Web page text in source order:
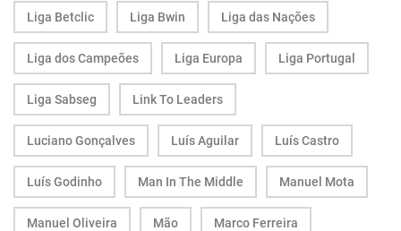
Liga Betclic Liga Bwin Liga das Nações
Liga dos Campeões Liga Europa Liga Portugal
Liga Sabseg Link To Leaders
Luciano Gonçalves Luís Aguilar Luís Castro
Luís Godinho Man In The Middle Manuel Mota
Manuel Oliveira Mão Marco Ferreira